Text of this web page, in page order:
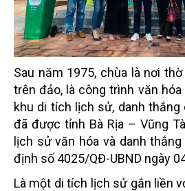
Sau năm 1975, chùa là nơi
trên đảo, là công trình văn
khu di tích lịch sử, danh thắng
đã được tỉnh Bà Rịa – Vũng
lịch sử văn hóa và danh
định số 4025/QĐ-UBND ngày
Là một di tích lịch sử gắn liền